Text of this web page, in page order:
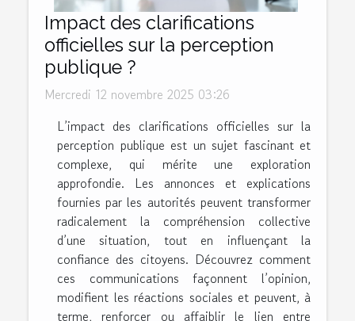
Impact des clarifications
officielles sur la perception
publique ?
Mercredi 12 novembre 2025 03:26
L’impact des clarifications officielles sur la
perception publique est un sujet fascinant et
complexe, qui mérite une exploration
approfondie. Les annonces et explications
fournies par les autorités peuvent transformer
radicalement la compréhension collective
d’une situation, tout en influençant la
confiance des citoyens. Découvrez comment
ces communications façonnent l’opinion,
modifient les réactions sociales et peuvent, à
terme, renforcer ou affaiblir le lien entre